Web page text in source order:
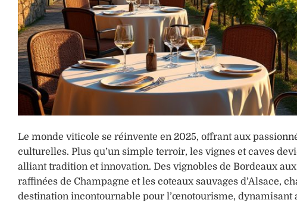
Le monde viticole se réinvente en 2025, offrant aux
culturelles. Plus qu’un simple terroir, les vignes et caves
alliant tradition et innovation. Des vignobles de Bordeaux
raffinées de Champagne et les coteaux sauvages d’Alsace,
destination incontournable pour l’œnotourisme, dynamisant